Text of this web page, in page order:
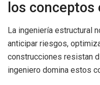
los
La ingeniería estructural
anticipar riesgos,
construcciones resistan
ingeniero domina estos